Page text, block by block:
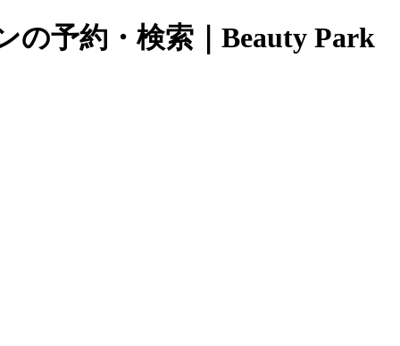
の予約・検索｜Beauty Park